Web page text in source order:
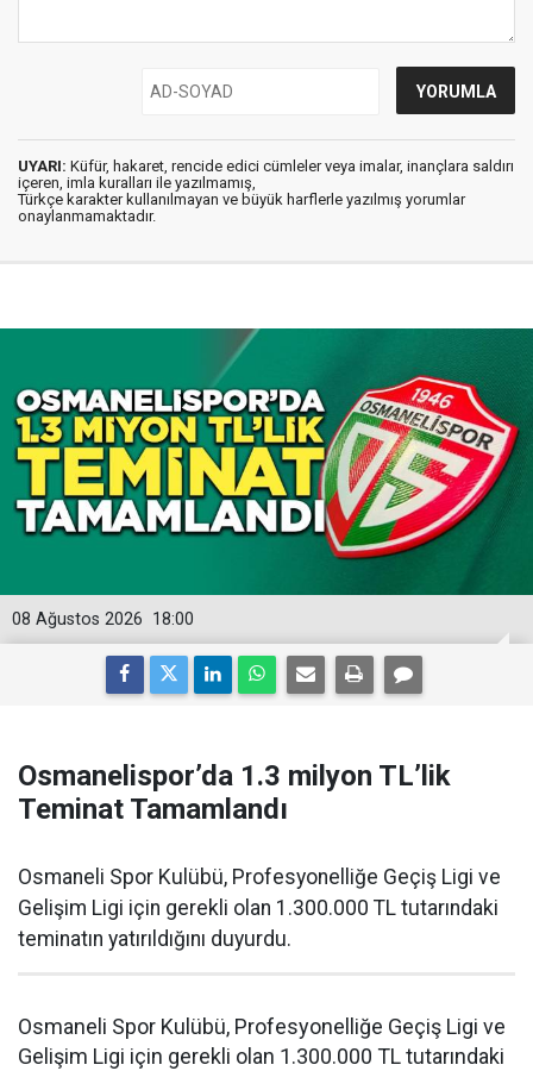
UYARI: Küfür, hakaret, rencide edici cümleler veya imalar, inançlara saldırı
içeren, imla kuralları ile yazılmamış,
Türkçe karakter kullanılmayan ve büyük harflerle yazılmış yorumlar
onaylanmamaktadır.
18:00
08 Ağustos 2026
Osmanelispor’da 1.3 milyon TL’lik
Teminat Tamamlandı
Osmaneli Spor Kulübü, Profesyonelliğe Geçiş Ligi ve
Gelişim Ligi için gerekli olan 1.300.000 TL tutarındaki
teminatın yatırıldığını duyurdu.
Osmaneli Spor Kulübü, Profesyonelliğe Geçiş Ligi ve
Gelişim Ligi için gerekli olan 1.300.000 TL tutarındaki